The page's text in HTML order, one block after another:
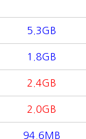
5.3GB
1.8GB
2.4GB
2.0GB
94.6MB